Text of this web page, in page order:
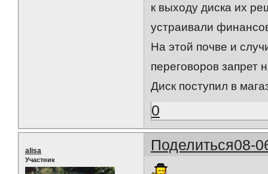
к выходу диска их
устраивали
На этой почве и
переговоров запрет
Диск поступил в
0
Поделиться08-
alisa
Участник